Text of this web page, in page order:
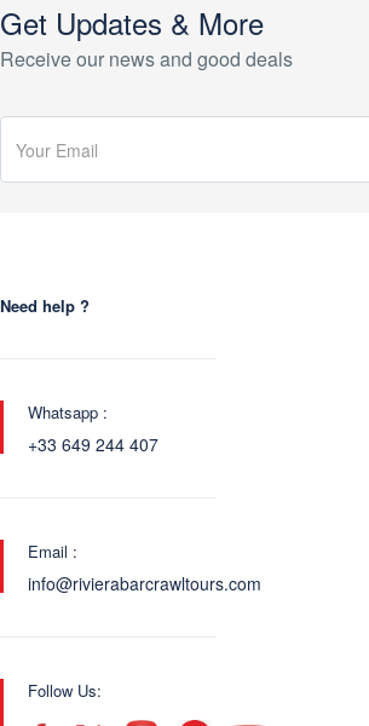
Get Updates & More
Receive our news and good deals
Need help ?
Whatsapp :
+33 649 244 407
Email :
info@rivierabarcrawltours.com
Follow Us: